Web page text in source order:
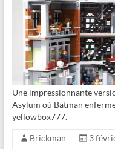
Une impressionnante
Asylum où Batman
yellowbox777.
Brickman 3